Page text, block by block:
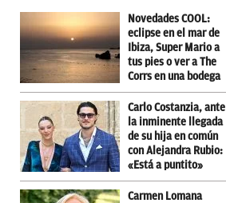
Novedades COOL:
eclipse en el mar de
Ibiza, Super Mario a
tus pies o ver a The
Corrs en una bodega
Carlo Costanzia, ante
la inminente llegada
de su hija en común
con Alejandra Rubio:
«Está a puntito»
Carmen Lomana